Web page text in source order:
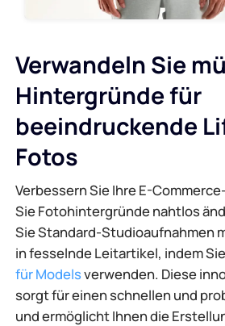
Verwandeln Sie
Hintergründe für
beeindruckende
Fotos
Verbessern Sie Ihre E-
Sie Fotohintergründe nahtlos
Sie Standard-Studioaufnahmen
in fesselnde Leitartikel, indem Sie
für Modelsverwenden. Diese
sorgt für einen schnellen und
und ermöglicht Ihnen die